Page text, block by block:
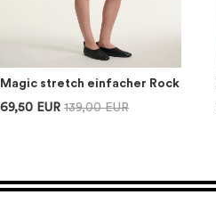
Magic stretch einfacher Rock
69,50 EUR 139,00 EUR